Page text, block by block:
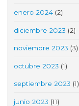
enero 2024 (2)
diciembre 2023 (2)
noviembre 2023 (3)
octubre 2023 (1)
septiembre 2023 (1)
junio 2023 (11)